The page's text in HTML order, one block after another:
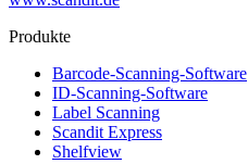
Produkte
Barcode-Scanning-Software
ID-Scanning-Software
Label Scanning
Scandit Express
Shelfview